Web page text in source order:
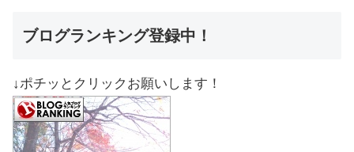
ブログランキング登録中！
↓ポチッとクリックお願いします！